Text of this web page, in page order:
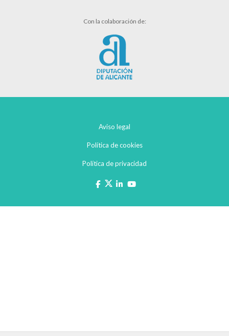
Con la colaboración de:
Aviso legal
Política de cookies
Política de privacidad